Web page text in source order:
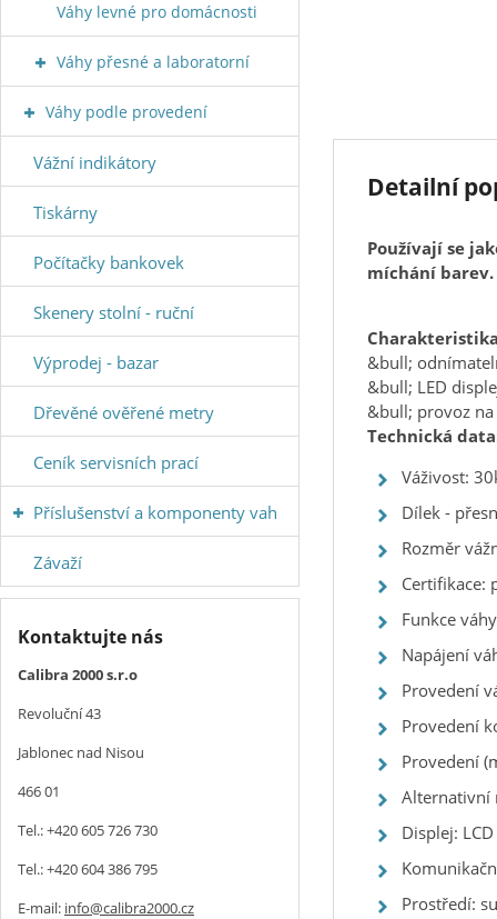
Detailní
Používají se
míchání barev.
&bull;
&bull; LED
&bull; provoz
Technická
Váživost:
Dílek -
Rozměr
Certifikace:
Funkce
Napájení
Provedení
Provedení
Provedení
Alternativní
Displej:
Prostředí:
Váhy levné pro domácnosti
Váhy přesné a laboratorní
Váhy podle provedení
Vážní indikátory
Tiskárny
Počítačky bankovek
Skenery stolní - ruční
Výprodej - bazar
Dřevěné ověřené metry
Ceník servisních prací
Příslušenství a komponenty vah
Závaží
Kontaktujte nás
Calibra 2000 s.r.o
Revoluční 43
Jablonec nad Nisou
466 01
Tel.: +420 605 726 730
Tel.: +420 604 386 795
E-mail: info@calibra2000.cz